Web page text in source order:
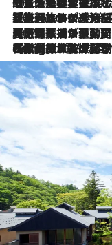
2026.8.6
【厳選旅コスメ】「身軽さ＆UV対策重視！」ヘアアーティストshucoが選んだ夏旅ベストコスメを発表【Mサイズジップ】
2026.8.5
【厳選旅コスメ】国内をあちこち移動する河井菜摘が選んだ夏旅ベストコスメ発表！「リラックスアイテムはマスト」【Mサイズジップ】
2026.8.4
【厳選旅コスメ】「紫外線＆乾燥対策しながらメイク感も！」ヘア＆メイクGeorgeが選んだ夏旅ベストコスメを発表！【Mサイズジップ】